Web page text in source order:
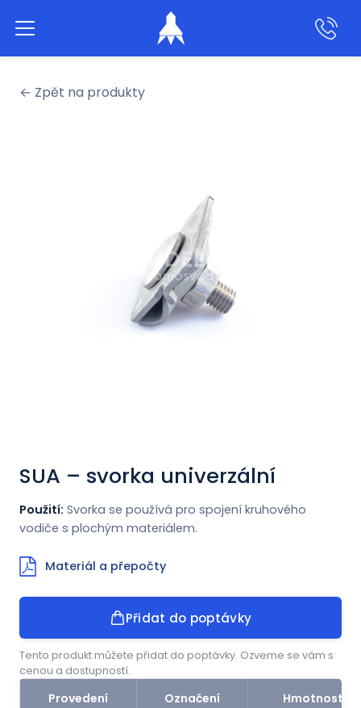
ENGLISH
← Zpět na produkty
SUA – svorka univerzální
Použití: Svorka se používá pro spojení kruhového
vodiče s plochým materiálem.
Materiál a přepočty
Přidat do poptávky
Tento produkt můžete přidat do poptávky. Ozveme se vám s
cenou a dostupností.
Provedení Označení Hmotnost